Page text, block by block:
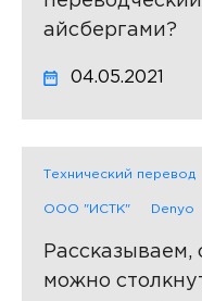
айсбергами?
04.05.2021
Технический перевод
ООО "ИСТК" Denyo
Рассказываем,
можно